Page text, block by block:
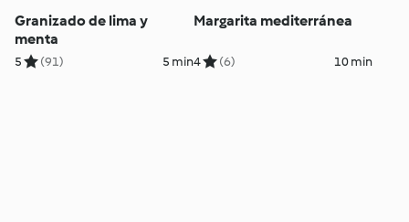
Granizado de lima y
menta
5 (91) 5 min
Margarita mediterránea
4 (6) 10 min